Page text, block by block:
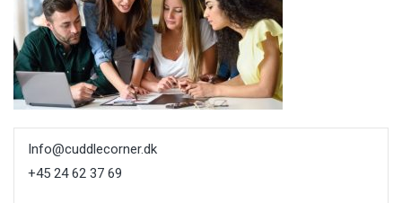
Info@cuddlecorner.dk
+45 24 62 37 69